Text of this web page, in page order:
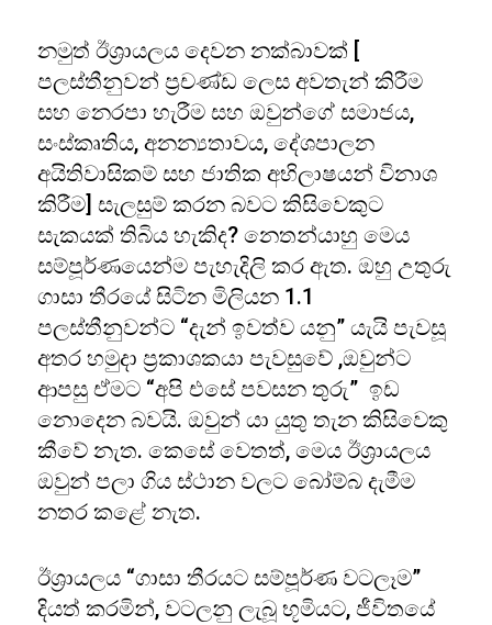
නමුත් ඊශ්‍රායලය දෙවන නක්බාවක් [
පලස්තීනුවන් ප්‍රචණ්ඩ ලෙස අවතැන් කිරීම
සහ නෙරපා හැරීම සහ ඔවුන්ගේ සමාජය,
සංස්කෘතිය, අනන්‍යතාවය, දේශපාලන
අයිතිවාසිකම් සහ ජාතික අභිලාෂයන් විනාශ
කිරීම] සැලසුම් කරන බවට කිසිවෙකුට
සැකයක් තිබිය හැකිද? නෙතන්යාහු මෙය
සම්පූර්ණයෙන්ම පැහැදිලි කර ඇත. ඔහු උතුරු
ගාසා තීරයේ සිටින මිලියන 1.1
පලස්තීනුවන්ට “දැන් ඉවත්ව යනු” යැයි පැවසූ
අතර හමුදා ප්‍රකාශකයා පැවසුවේ ,ඔවුන්ට
ආපසු ඒමට “අපි එසේ පවසන තුරු” ඉඩ
නොදෙන බවයි. ඔවුන් යා යුතු තැන කිසිවෙකු
කීවේ නැත. කෙසේ වෙතත්, මෙය ඊශ්‍රායලය
ඔවුන් පලා ගිය ස්ථාන වලට බෝම්බ දැමීම
නතර කළේ නැත.
ඊශ්‍රායලය “ගාසා තීරයට සම්පූර්ණ වටලෑම”
දියත් කරමින්, වටලනු ලැබූ භූමියට, ජීවිතයේ